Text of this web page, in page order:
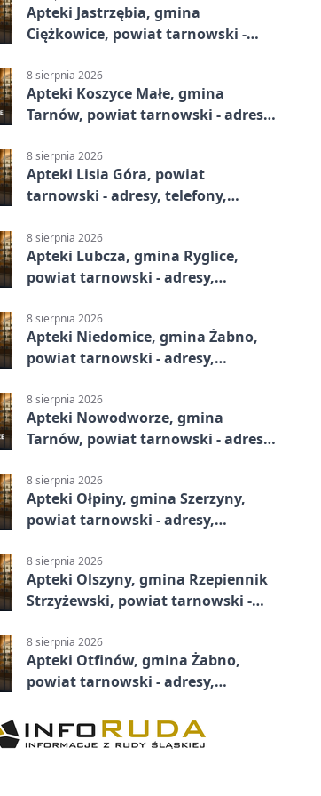
Apteki Jastrzębia, gmina
Ciężkowice, powiat tarnowski -
8 sierpnia 2026
Apteki Koszyce Małe, gmina
Tarnów, powiat tarnowski - adresy,
8 sierpnia 2026
Apteki Lisia Góra, powiat
tarnowski - adresy, telefony,
8 sierpnia 2026
Apteki Lubcza, gmina Ryglice,
powiat tarnowski - adresy,
8 sierpnia 2026
Apteki Niedomice, gmina Żabno,
powiat tarnowski - adresy,
8 sierpnia 2026
Apteki Nowodworze, gmina
Tarnów, powiat tarnowski - adresy,
8 sierpnia 2026
Apteki Ołpiny, gmina Szerzyny,
powiat tarnowski - adresy,
8 sierpnia 2026
Apteki Olszyny, gmina Rzepiennik
Strzyżewski, powiat tarnowski -
8 sierpnia 2026
Apteki Otfinów, gmina Żabno,
powiat tarnowski - adresy,